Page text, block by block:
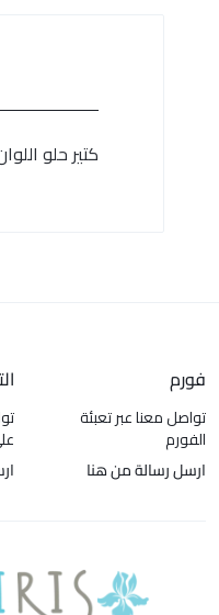
كتير حلو
فورم
تواصل معنا عبر تعبئة
الفورم
ارسل رسالة من هنا